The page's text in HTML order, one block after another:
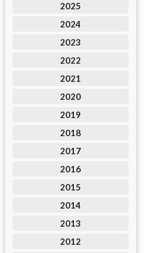
2025
2024
2023
2022
2021
2020
2019
2018
2017
2016
2015
2014
2013
2012